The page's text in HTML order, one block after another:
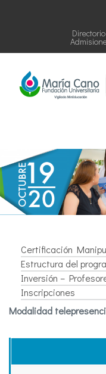
Directorio
Certificación
Estructura del
Inversión –
Inscripciones
Modalidad